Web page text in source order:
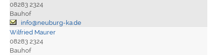
08283 2324
Bauhof
info@neuburg-ka.de
Wilfried Maurer
08283 2324
Bauhof